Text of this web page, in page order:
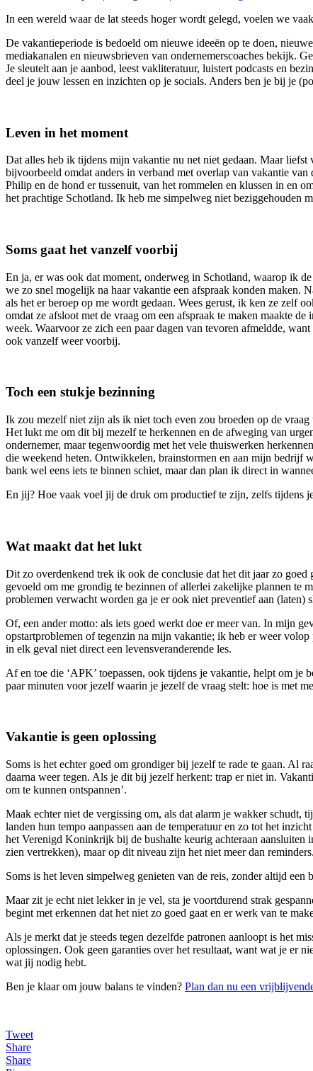
In een wereld waar de lat steeds hoger wordt gelegd, voelen we
De vakantieperiode is bedoeld om nieuwe ideeën op te doen,
mediakanalen en nieuwsbrieven van ondernemerscoaches bekijk.
Je sleutelt aan je aanbod, leest vakliteratuur, luistert podcasts en
deel je jouw lessen en inzichten op je socials. Anders ben je bij je
Leven in het moment
Dat alles heb ik tijdens mijn vakantie nu net niet gedaan. Maar
bijvoorbeeld omdat anders in verband met overlap van vakantie
Philip en de hond er tussenuit, van het rommelen en klussen in en
het prachtige Schotland. Ik heb me simpelweg niet beziggehouden
Soms gaat het vanzelf voorbij
En ja, er was ook dat moment, onderweg in Schotland, waarop ik
we zo snel mogelijk na haar vakantie een afspraak konden maken.
als het er beroep op me wordt gedaan. Wees gerust, ik ken ze zelf
omdat ze afsloot met de vraag om een afspraak te maken maakte
week. Waarvoor ze zich een paar dagen van tevoren afmeldde,
ook vanzelf weer voorbij.
Toch een stukje bezinning
Ik zou mezelf niet zijn als ik niet toch even zou broeden op de
Het lukt me om dit bij mezelf te herkennen en de afweging van
ondernemer, maar tegenwoordig met het vele thuiswerken
die weekend heten. Ontwikkelen, brainstormen en aan mijn bedrijf
bank wel eens iets te binnen schiet, maar dan plan ik direct in
En jij? Hoe vaak voel jij de druk om productief te zijn, zelfs tijdens
Wat maakt dat het lukt
Dit zo overdenkend trek ik ook de conclusie dat het dit jaar zo
gevoeld om me grondig te bezinnen of allerlei zakelijke plannen te
problemen verwacht worden ga je er ook niet preventief aan (laten)
Of, een ander motto: als iets goed werkt doe er meer van. In mijn
opstartproblemen of tegenzin na mijn vakantie; ik heb er weer
in elk geval niet direct een levensveranderende les.
Af en toe die ‘APK’ toepassen, ook tijdens je vakantie, helpt om
paar minuten voor jezelf waarin je jezelf de vraag stelt: hoe is met
Vakantie is geen oplossing
Soms is het echter goed om grondiger bij jezelf te rade te gaan. Al
daarna weer tegen. Als je dit bij jezelf herkent: trap er niet in.
om te kunnen ontspannen’.
Maak echter niet de vergissing om, als dat alarm je wakker schudt,
landen hun tempo aanpassen aan de temperatuur en zo tot het
het Verenigd Koninkrijk bij de bushalte keurig achteraan aansluiten
zien vertrekken), maar op dit niveau zijn het niet meer dan reminders.
Soms is het leven simpelweg genieten van de reis, zonder altijd een
Maar zit je echt niet lekker in je vel, sta je voortdurend strak
begint met erkennen dat het niet zo goed gaat en er werk van te
Als je merkt dat je steeds tegen dezelfde patronen aanloopt is het
oplossingen. Ook geen garanties over het resultaat, want wat je er
wat jij nodig hebt.
Ben je klaar om jouw balans te vinden? Plan dan nu een
Tweet
Share
Share